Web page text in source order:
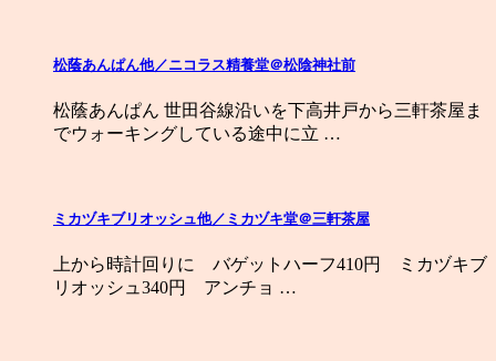
松蔭あんぱん他／ニコラス精養堂＠松陰神社前
松蔭あんぱん 世田谷線沿いを下高井戸から三軒茶屋ま
でウォーキングしている途中に立 …
ミカヅキブリオッシュ他／ミカヅキ堂＠三軒茶屋
上から時計回りに バゲットハーフ410円 ミカヅキブ
リオッシュ340円 アンチョ …